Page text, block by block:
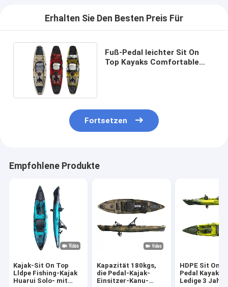
Erhalten Sie Den Besten Preis Für
Fuß-Pedal leichter Sit On
Top Kayaks Comfortable
Fortsetzen
Empfohlene Produkte
Kajak-Sit On Top
Lldpe Fishing-Kajak
Huarui Solo- mit
Kapazität 180kgs,
die Pedal-Kajak-
Einsitzer-Kanu-
HDPE Sit On
Pedal
Ledige 3 Jahre